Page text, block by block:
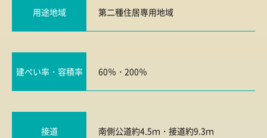
用途地域 第二種住居専用地域
建ぺい率・容積率 60％・200％
接道 南側公道約4.5ｍ・接道約9.3ｍ